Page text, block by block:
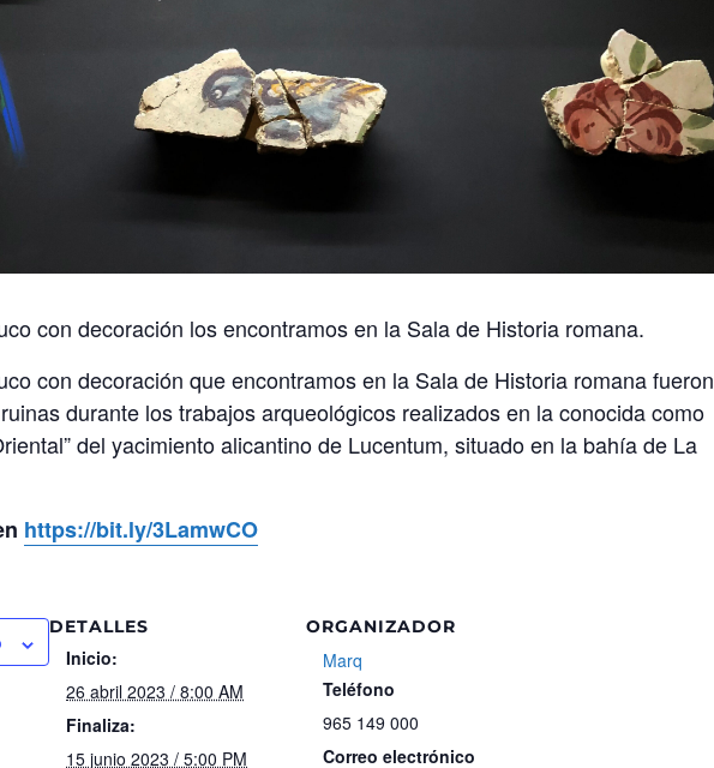
con decoración los encontramos en la Sala de Historia romana.
con decoración que encontramos en la Sala de Historia romana fueron
durante los trabajos arqueológicos realizados en la conocida como
del yacimiento alicantino de Lucentum, situado en la bahía de La
https://bit.ly/3LamwCO
DETALLES
Inicio:
26 abril 2023 / 8:00 AM
Finaliza:
15 junio 2023 / 5:00 PM
ORGANIZADOR
Marq
Teléfono
965 149 000
Correo electrónico